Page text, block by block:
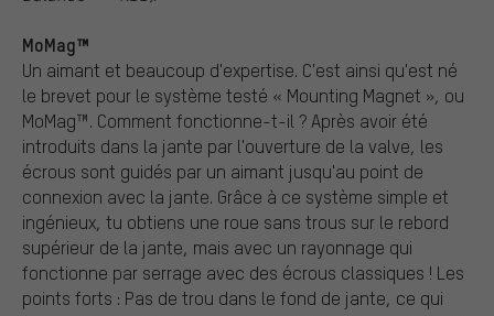
MoMag™
Un aimant et beaucoup d'expertise. C'est ainsi qu'est né
le brevet pour le système testé « Mounting Magnet », ou
MoMag™. Comment fonctionne-t-il ? Après avoir été
introduits dans la jante par l'ouverture de la valve, les
écrous sont guidés par un aimant jusqu'au point de
connexion avec la jante. Grâce à ce système simple et
ingénieux, tu obtiens une roue sans trous sur le rebord
supérieur de la jante, mais avec un rayonnage qui
fonctionne par serrage avec des écrous classiques ! Les
points forts : Pas de trou dans le fond de jante, ce qui